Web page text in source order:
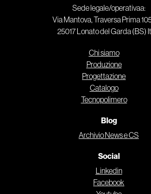
Sede legale/operativaa:
Via Mantova, Traversa Prima
25017 Lonato del Garda (BS)
Chi siamo
Produzione
Progettazione
Catalogo
Tecnopolimero
Blog
Archivio News e CS
Social
Linkedin
Facebook